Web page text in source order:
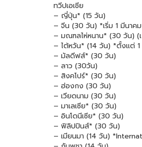
ทวีปเอเชีย
– ญี่ปุ่น* (15 วัน)
– จีน (30 วัน) *เริ่ม 1 มีนาค
– มณฑลไห่หนาน* (30 วัน) (เ
– ไต้หวัน* (14 วัน) *ตั้งแต่
– มัลดีฟส์* (30 วัน)
– ลาว (30วัน)
– สิงคโปร์* (30 วัน)
– ฮ่องกง (30 วัน)
– เวียดนาม (30 วัน)
– มาเลเซีย* (30 วัน)
– อินโดนีเซีย* (30 วัน)
– ฟิลิปปินส์* (30 วัน)
– เมียนมา (14 วัน)